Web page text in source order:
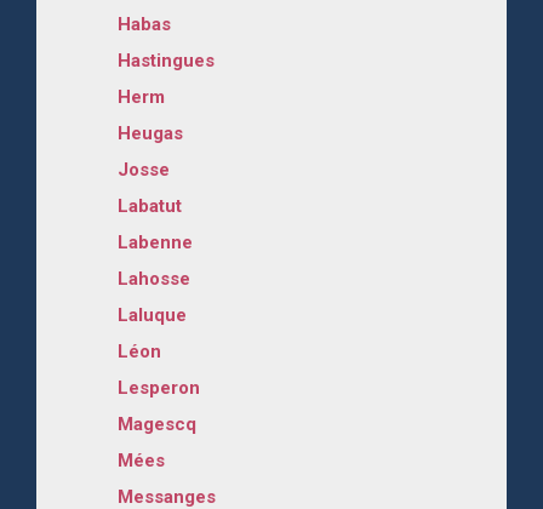
Habas
Hastingues
Herm
Heugas
Josse
Labatut
Labenne
Lahosse
Laluque
Léon
Lesperon
Magescq
Mées
Messanges